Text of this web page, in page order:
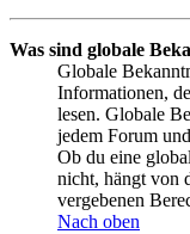
Was sind globale
Globale
Informationen,
lesen. Globale
jedem Forum
Ob du eine
nicht, hängt von
vergebenen
Nach oben